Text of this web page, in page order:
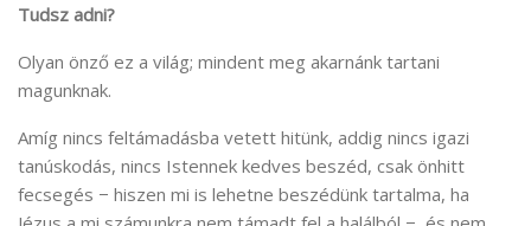
Tudsz adni?
Olyan önző ez a világ; mindent meg akarnánk tartani
magunknak.
Amíg nincs feltámadásba vetett hitünk, addig nincs igazi
tanúskodás, nincs Istennek kedves beszéd, csak önhitt
fecsegés − hiszen mi is lehetne beszédünk tartalma, ha